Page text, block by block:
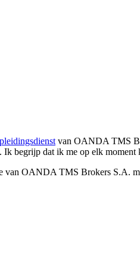
van OANDA TMS
Ik begrijp dat ik me op elk
OANDA TMS Brokers S.A.